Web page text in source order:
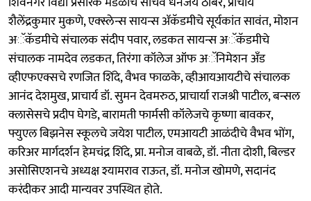
शैलेंद्रकुमार मुकणे, एक्स्लेन्स सायन्स ॲकॅडमीचे सूर्यकांत सावंत, मोशन
अॅकॅडमीचे संचालक संदीप पवार, लडकत सायन्स अॅकॅडमीचे
संचालक नामदेव लडकत, तिरंगा कॉलेज ऑफ अॅनिमेशन अँड
व्हीएफएक्सचे रणजित शिंदे, वैभव फाळके, व्हीआयआयटीचे संचालक
आनंद देशमुख, प्राचार्य डॉ. सुमन देवमरुठ, प्राचार्या राजश्री पाटील, बन्सल
क्लासेसचे प्रदीप घेगडे, बारामती फार्मसी कॉलेजचे कृष्णा बावकर,
फ्युएल बिझनेस स्कूलचे जयेश पाटील, एमआयटी आळंदीचे वैभव भोंग,
करिअर मार्गदर्शन हेमचंद्र शिंदे, प्रा. मनोज वाबळे, डॉ. नीता दोशी, बिल्डर
असोसिएशनचे अध्यक्ष श्यामराव राऊत, डॉ. मनोज खोमणे, सदानंद
करंदीकर आदी मान्यवर उपस्थित होते.